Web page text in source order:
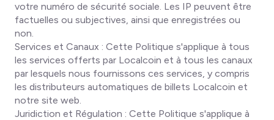
votre numéro de sécurité sociale. Les IP peuvent être
factuelles ou subjectives, ainsi que enregistrées ou
non.
Services et Canaux : Cette Politique s'applique à tous
les services offerts par Localcoin et à tous les canaux
par lesquels nous fournissons ces services, y compris
les distributeurs automatiques de billets Localcoin et
notre site web.
Juridiction et Régulation : Cette Politique s'applique à